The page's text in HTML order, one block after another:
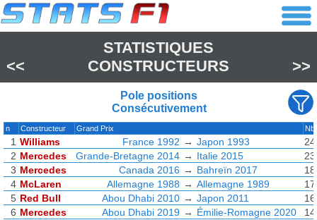
<<
STATISTIQUES
CONSTRUCTEURS
>>
Pole positions
Consécutivement
n Constructeur Grand Prix Nb
1 Williams France 1992 → Japon 1993
24
2 Mercedes Grande-Bretagne 2014 → Italie 2015
23
3 Mercedes Canada 2016 → Bahreïn 2017
18
4 McLaren Allemagne 1988 → Allemagne 1989
17
5 Red Bull Abou Dhabi 2010 → Japon 2011
16
6 Mercedes Abou Dhabi 2019 → Émilie-Romagne 2020
14